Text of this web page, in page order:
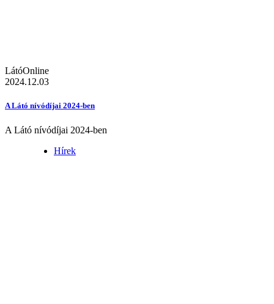
LátóOnline
2024.12.03
A Látó nívódíjai 2024-ben
A Látó nívódíjai 2024-ben
Hírek